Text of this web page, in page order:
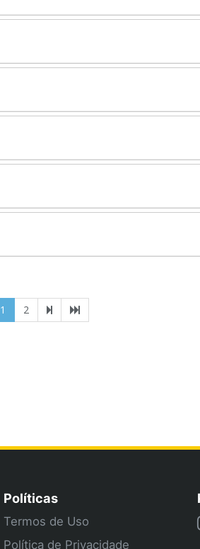
1 (current)
2
Políticas
Termos de Uso
Política de Privacidade